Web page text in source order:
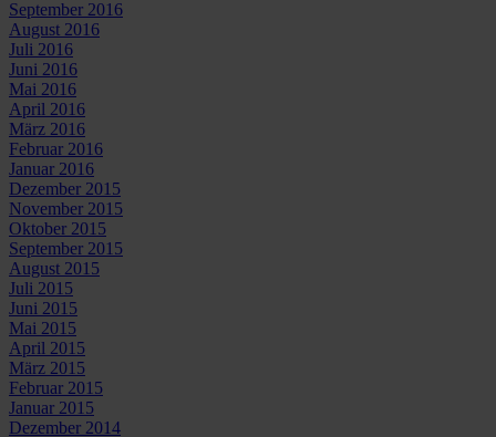
September 2016
August 2016
Juli 2016
Juni 2016
Mai 2016
April 2016
März 2016
Februar 2016
Januar 2016
Dezember 2015
November 2015
Oktober 2015
September 2015
August 2015
Juli 2015
Juni 2015
Mai 2015
April 2015
März 2015
Februar 2015
Januar 2015
Dezember 2014